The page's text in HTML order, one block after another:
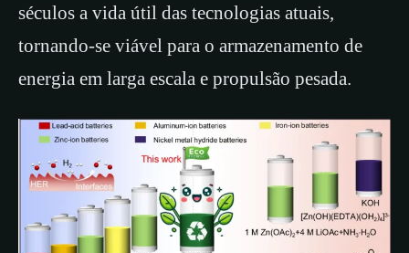
séculos a vida útil das tecnologias atuais,
tornando-se viável para o armazenamento de
energia em larga escala e propulsão pesada.